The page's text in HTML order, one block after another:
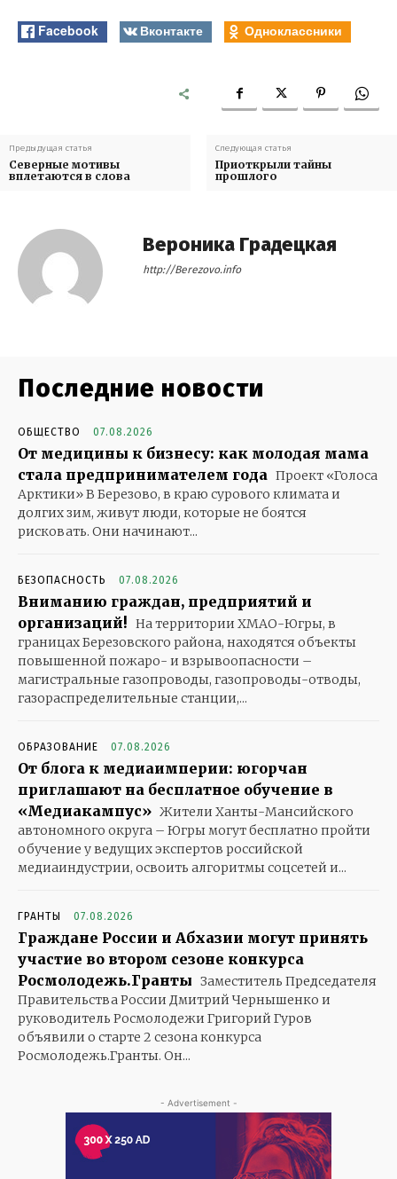
Facebook Вконтакте Одноклассники
Предыдущая статья
Северные мотивы
вплетаются в слова
Следующая статья
Приоткрыли тайны
прошлого
Вероника Градецкая
http://Berezovo.info
Последние новости
ОБЩЕСТВО 07.08.2026
От медицины к бизнесу: как молодая мама
стала предпринимателем года Проект «Голоса
Арктики» В Березово, в краю сурового климата и
долгих зим, живут люди, которые не боятся
рисковать. Они начинают...
БЕЗОПАСНОСТЬ 07.08.2026
Вниманию граждан, предприятий и
организаций! На территории ХМАО-Югры, в
границах Березовского района, находятся объекты
повышенной пожаро- и взрывоопасности –
магистральные газопроводы, газопроводы-отводы,
газораспределительные станции,...
ОБРАЗОВАНИЕ 07.08.2026
От блога к медиаимперии: югорчан
приглашают на бесплатное обучение в
«Медиакампус» Жители Ханты-Мансийского
автономного округа – Югры могут бесплатно пройти
обучение у ведущих экспертов российской
медиаиндустрии, освоить алгоритмы соцсетей и...
ГРАНТЫ 07.08.2026
Граждане России и Абхазии могут принять
участие во втором сезоне конкурса
Росмолодежь.Гранты Заместитель Председателя
Правительства России Дмитрий Чернышенко и
руководитель Росмолодежи Григорий Гуров
объявили о старте 2 сезона конкурса
Росмолодежь.Гранты. Он...
- Advertisement -